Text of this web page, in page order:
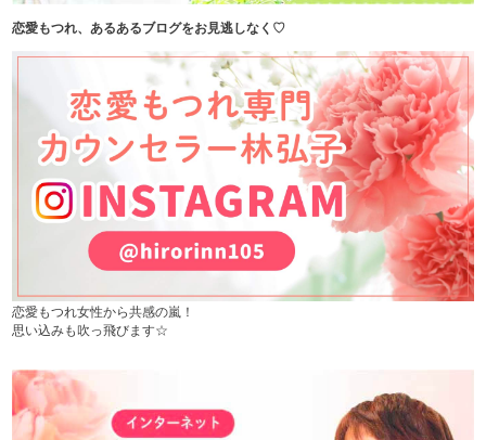
恋愛もつれ、あるあるブログをお見逃しなく♡
恋愛もつれ女性から共感の嵐！
思い込みも吹っ飛びます☆